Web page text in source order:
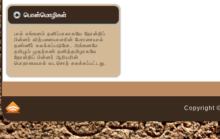
பொன்மொழிகள்
பால் எங்ஙனம் தனிப்பாலாகவே தோன்றிப்
பின்னர் விற்பனையாளரின் பேராசையால்
தண்ணீர் கலக்கப்படுமோ, அங்ஙனமே
தமிழும் முதற்கண் தனித்தமிழாகவே
தோன்றிப் பின்னர் ஆரியரின்
பொறாமையால் வடசொற் கலக்கப்பட்டது.
Copyright